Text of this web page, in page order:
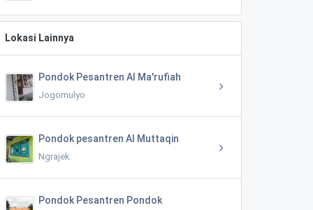
Lokasi Lainnya
Pondok Pesantren Al Ma'rufiah
Jogomulyo
Pondok pesantren Al Muttaqin
Ngrajek
Pondok Pesantren Pondok